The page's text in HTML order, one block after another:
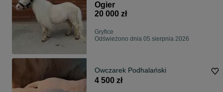
Ogier
20 000 zł
Gryfice
Odświeżono dnia 05 sierpnia 2026
Owczarek Podhalański
4 500 zł